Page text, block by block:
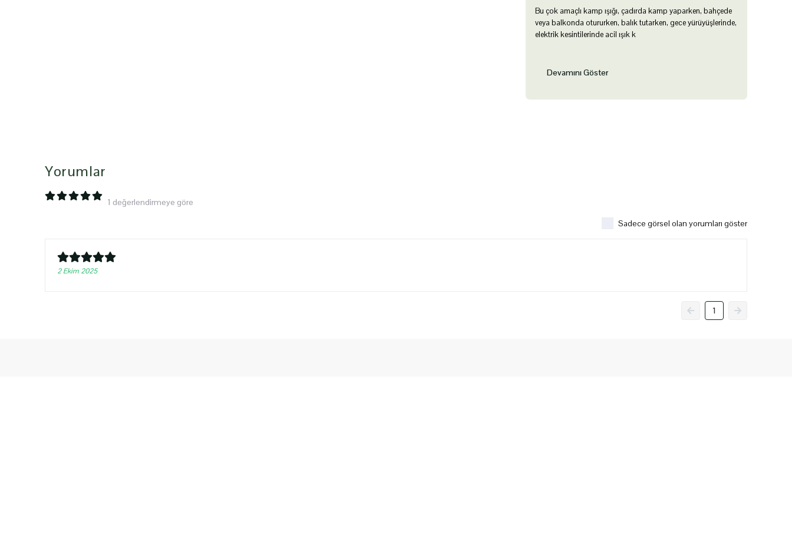
Bu çok amaçlı kamp ışığı, çadırda kamp yaparken, bahçede
veya balkonda otururken, balık tutarken, gece yürüyüşlerinde,
elektrik kesintilerinde acil ışık k
Devamını Göster
Yorumlar
1 değerlendirmeye göre
Sadece görsel olan yorumları göster
2 Ekim 2025
1